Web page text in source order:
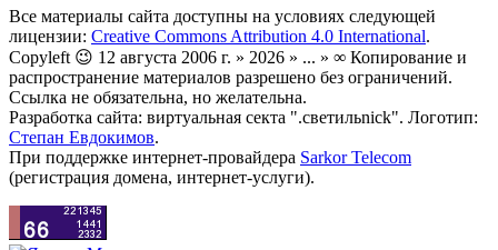
Все материалы сайта доступны на условиях следующей
лицензии: Creative Commons Attribution 4.0 International.
Copyleft 😉 12 августа 2006 г. » 2026 » ... » ∞ Копирование и
распространение материалов разрешено без ограничений.
Ссылка не обязательна, но желательна.
Разработка сайта: виртуальная секта ".светильnick". Логотип:
Степан Евдокимов.
При поддержке интернет-провайдера Sarkor Telecom
(регистрация домена, интернет-услуги).